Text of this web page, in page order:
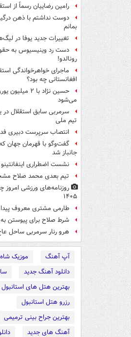
رامین رضاییان رسماً از
دوست نداشتم با ذهن
بمانم
تغییرات جدید یوفا در
دست رد وینیسیوس به
رونالدو!
ماجرای خواهرخواندگی
افغانستانی چه بود؟
حسین نژاد با ۲
می‌شود
سرمربی سابق استقلال
تیم ملی
انتصاب سرپرست دبیری
گفت‌وگو با قهرمان جهان که
جانباز شد
نشست اضطراری اینفانتینو
تیم بعدی محمد صلاح
۱۴۰۵
طارمی مشتری معروف پیدا
شرط صلاح برای پیوستن به
هرو رنار سرمربی ساحل
آپ آهنگ
موزیک شاه
دانلود آهنگ جدید
بهترین هتل های استانبول
رزرو هتل استانبول
بهترین جراح بینی ترمیمی
آهنگ های جدید